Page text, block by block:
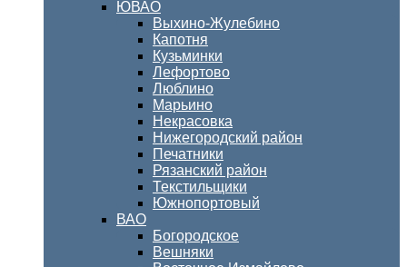
ЮВАО
Выхино-Жулебино
Капотня
Кузьминки
Лефортово
Люблино
Марьино
Некрасовка
Нижегородский район
Печатники
Рязанский район
Текстильщики
Южнопортовый
ВАО
Богородское
Вешняки